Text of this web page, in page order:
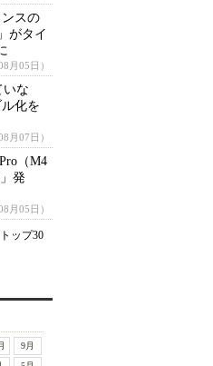
スの
がタイ
月05日）
いな
化を
月07日）
（M4
発
月05日）
ップ30
9月